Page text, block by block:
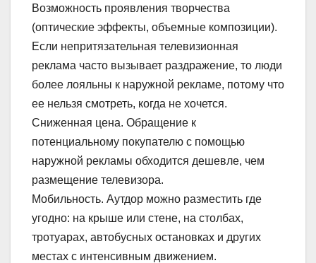
Возможность проявления творчества
(оптические эффекты, объемные композиции).
Если непритязательная телевизионная
реклама часто вызывает раздражение, то люди
более лояльны к наружной рекламе, потому что
ее нельзя смотреть, когда не хочется.
Сниженная цена. Обращение к
потенциальному покупателю с помощью
наружной рекламы обходится дешевле, чем
размещение телевизора.
Мобильность. Аутдор можно разместить где
угодно: на крыше или стене, на столбах,
тротуарах, автобусных остановках и других
местах с интенсивным движением.